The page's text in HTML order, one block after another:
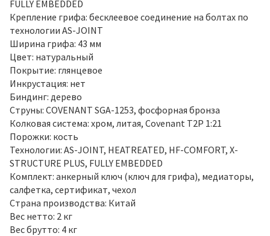
FULLY EMBEDDED
Крепление грифа: бесклеевое соединение на болтах по
технологии AS-JOINT
Ширина грифа: 43 мм
Цвет: натуральный
Покрытие: глянцевое
Инкрустация: нет
Биндинг: дерево
Струны: COVENANT SGA-1253, фосфорная бронза
Колковая система: хром, литая, Covenant T2P 1:21
Порожки: кость
Технологии: AS-JOINT, HEATREATED, HF-COMFORT, X-
STRUCTURE PLUS, FULLY EMBEDDED
Комплект: анкерный ключ (ключ для грифа), медиаторы,
салфетка, сертификат, чехол
Страна производства: Китай
Вес нетто: 2 кг
Вес брутто: 4 кг